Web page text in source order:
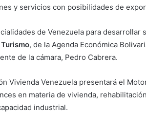
y servicios con posibilidades de
de Venezuela para desarrollar
, de la Agenda Económica
de la cámara, Pedro Cabrera.
Vivienda Venezuela presentará el
en materia de vivienda,
industrial.